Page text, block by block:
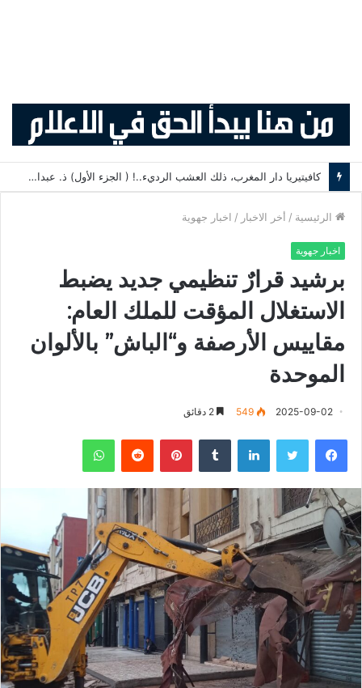
كافيتيريا دار المغرب، ذلك العشب الرديء..! ( الجزء الأول) ذ. عبدالواحد حمزة
الرئيسية / أخر الاخبار / اخبار جهوية
اخبار جهوية
برشيد قرارٌ تنظيمي جديد يضبط
الاستغلال المؤقت للملك العام:
مقاييس الأرصفة و“الباش” بالألوان
الموحدة
2025-09-02
549
فيسبوك لينكدإن بينتيريست